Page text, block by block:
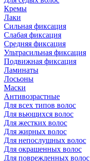
Кремы
Лаки
Сильная фиксация
Слабая фиксация
Средняя фиксация
Ультрасильная фиксация
Подвижная фиксация
Ламинаты
Лосьоны
Маски
Антивозрастные
Для всех типов волос
Для вьющихся волос
Для жестких волос
Для жирных волос
Для непослушных волос
Для окрашенных волос
Для поврежденных волос